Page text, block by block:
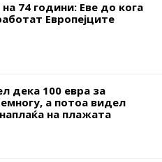
74 години: Еве до кога
Европејците
дека 100 евра за
а потоа видел
на плажата